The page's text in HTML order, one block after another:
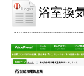
浴室換